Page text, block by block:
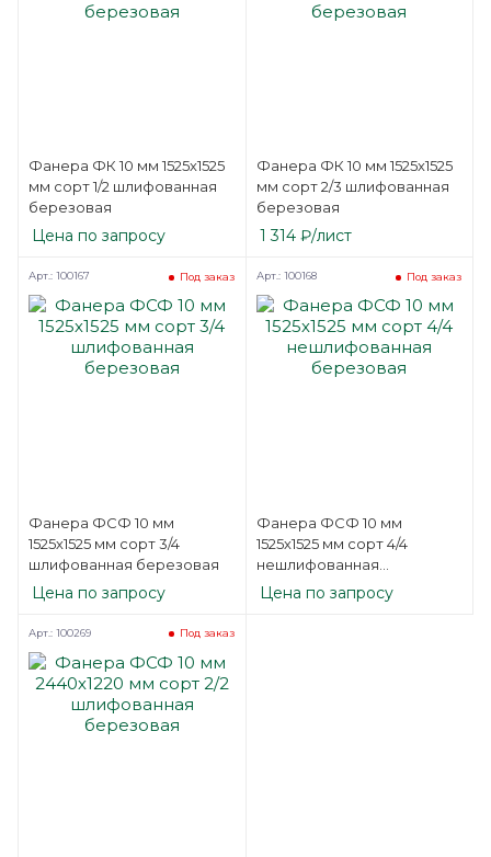
Фанера ФК 10 мм 1525х1525
мм сорт 1/2 шлифованная
березовая
Цена по запросу
Фанера ФК 10 мм 1525х1525
мм сорт 2/3 шлифованная
березовая
1 314₽/лист
Фанера ФСФ 10 мм
1525х1525 мм сорт 3/4
шлифованная березовая
Под заказ
Арт.: 100167
Цена по запросу
Фанера ФСФ 10 мм
1525х1525 мм сорт 4/4
нешлифованная
березовая
Под заказ
Арт.: 100168
Цена по запросу
Под заказ
Арт.: 100269